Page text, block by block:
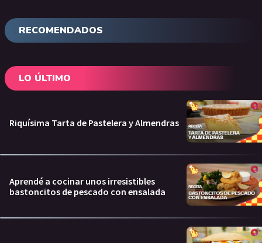
RECOMENDADOS
LO ÚLTIMO
Riquísima Tarta de Pastelera y Almendras
Aprendé a cocinar unos irresistibles
bastoncitos de pescado con ensalada